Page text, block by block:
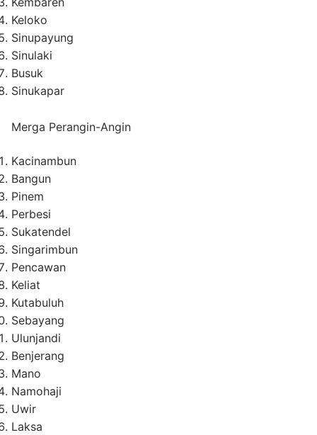
Keloko
Sinupayung
Sinulaki
Busuk
Sinukapar
Merga Perangin-Angin
Kacinambun
Bangun
Pinem
Perbesi
Sukatendel
Singarimbun
Pencawan
Keliat
Kutabuluh
Sebayang
Ulunjandi
Benjerang
Mano
Namohaji
Uwir
Laksa